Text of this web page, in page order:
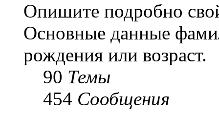
Опишите подробно
Основные данные
рождения или возраст.
90 Темы
454 Сообщения